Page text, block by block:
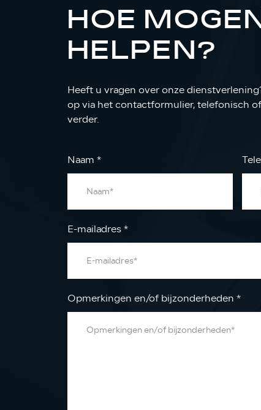
HOE
HELPEN?
Heeft u vragen over onze
op via het contactformulier, telefonisch
verder.
Naam *
E-mailadres*
Opmerkingen en/of bijzonderheden *